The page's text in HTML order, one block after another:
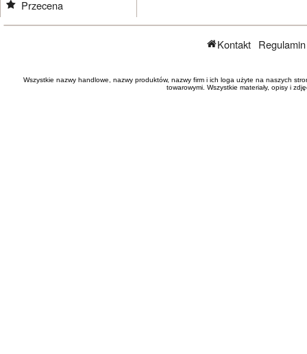
Przecena
Kontakt
Wszystkie nazwy handlowe, nazwy produktów, nazwy firm i ich loga użyte na naszych
towarowymi. Wszystkie materiały, opisy i